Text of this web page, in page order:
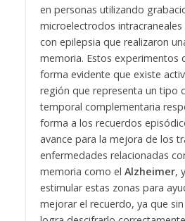
en personas utilizando
microelectrodos intracraneales
con epilepsia que realizaron
memoria. Estos experimentos
forma evidente que existe
región que representa un tipo
temporal complementaria
forma a los recuerdos
avance para la mejora de los
enfermedades relacionadas
memoria como el Alzheimer,
estimular estas zonas para
mejorar el recuerdo, ya que